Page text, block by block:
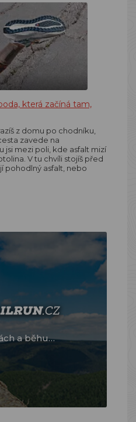
která začíná tam,
z domu po chodníku,
zavede na
jsi mezi poli, kde asfalt mizí
V tu chvíli stojíš před
pohodlný asfalt, nebo
a běhu…